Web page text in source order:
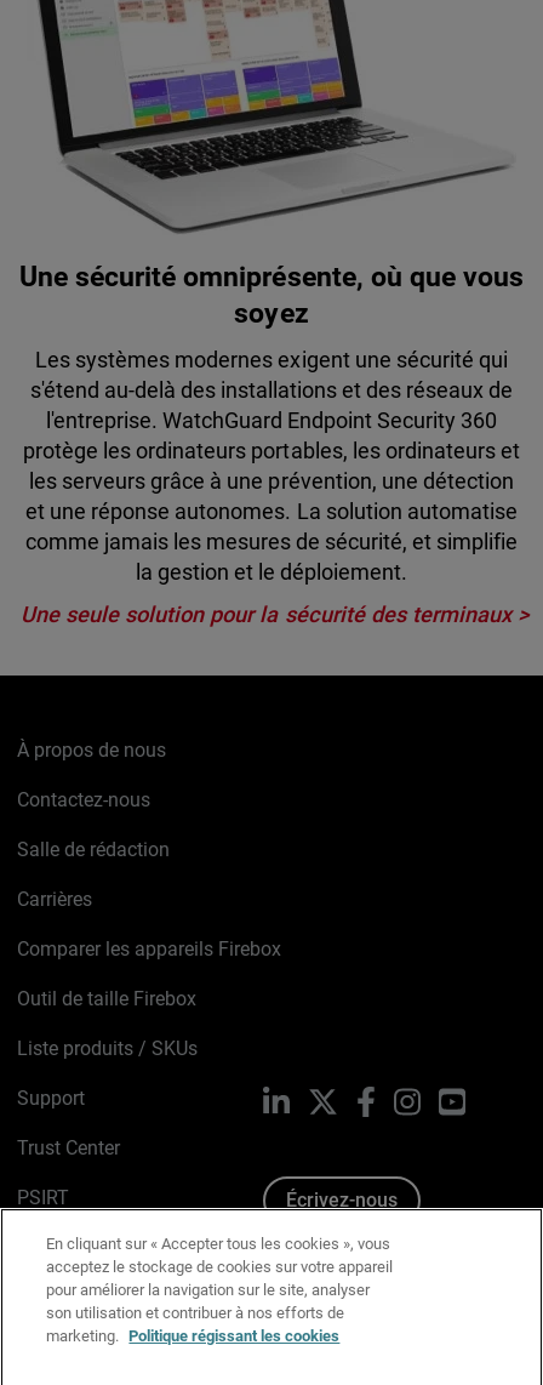
Une sécurité omniprésente, où que vous
soyez
Les systèmes modernes exigent une sécurité qui
s'étend au-delà des installations et des réseaux de
l'entreprise. WatchGuard Endpoint Security 360
protège les ordinateurs portables, les ordinateurs et
les serveurs grâce à une prévention, une détection
et une réponse autonomes. La solution automatise
comme jamais les mesures de sécurité, et simplifie
la gestion et le déploiement.
Une seule solution pour la sécurité des terminaux
À propos de nous
Contactez-nous
Salle de rédaction
Carrières
Comparer les appareils Firebox
Outil de taille Firebox
Liste produits / SKUs
Support
Trust Center
PSIRT
Avis sur les cookies
Politique de confidentialité
Charte Graphique
LinkedIn FacebookInstagramYouTube
Écrivez-nous
En cliquant sur « Accepter tous les cookies », vous
acceptez le stockage de cookies sur votre appareil
pour améliorer la navigation sur le site, analyser
son utilisation et contribuer à nos efforts de
marketing. Politique régissant les cookies